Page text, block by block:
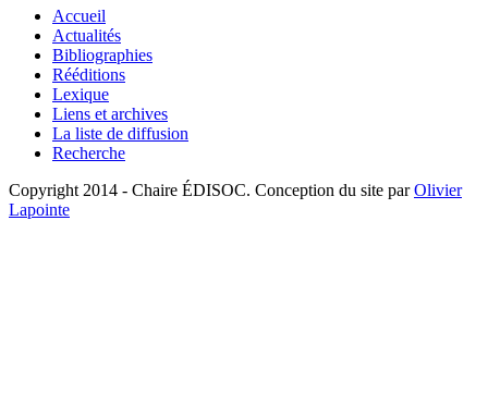
Accueil
Actualités
Bibliographies
Rééditions
Lexique
Liens et archives
La liste de diffusion
Recherche
Copyright 2014 - Chaire ÉDISOC. Conception du site parOlivier
Lapointe